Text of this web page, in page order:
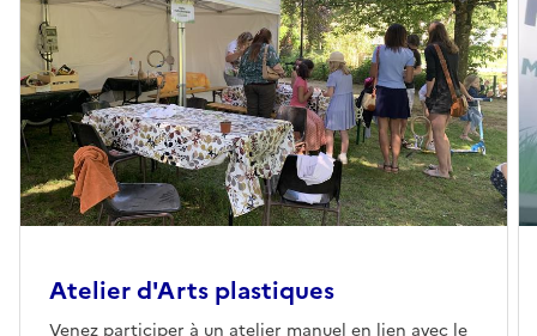
Atelier d'Arts plastiques
Venez participer à un atelier manuel en lien avec le